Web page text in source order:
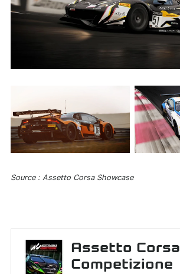
Source : Assetto Corsa Showcase
Assetto Corsa
Competizione